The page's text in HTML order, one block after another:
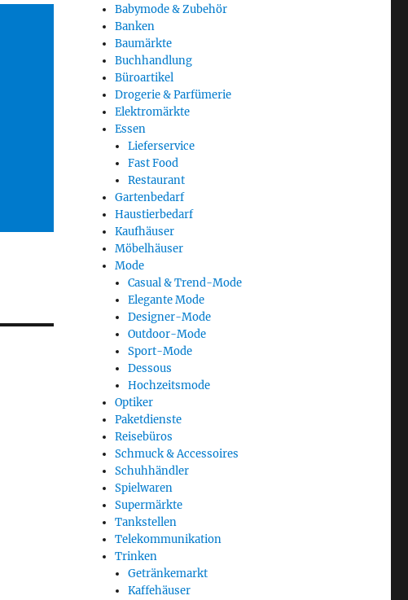
Babymode & Zubehör
Banken
Baumärkte
Buchhandlung
Büroartikel
Drogerie & Parfümerie
Elektromärkte
Essen
Lieferservice
Fast Food
Restaurant
Gartenbedarf
Haustierbedarf
Kaufhäuser
Möbelhäuser
Mode
Casual & Trend-Mode
Elegante Mode
Designer-Mode
Outdoor-Mode
Sport-Mode
Dessous
Hochzeitsmode
Optiker
Paketdienste
Reisebüros
Schmuck & Accessoires
Schuhhändler
Spielwaren
Supermärkte
Tankstellen
Telekommunikation
Trinken
Getränkemarkt
Kaffehäuser